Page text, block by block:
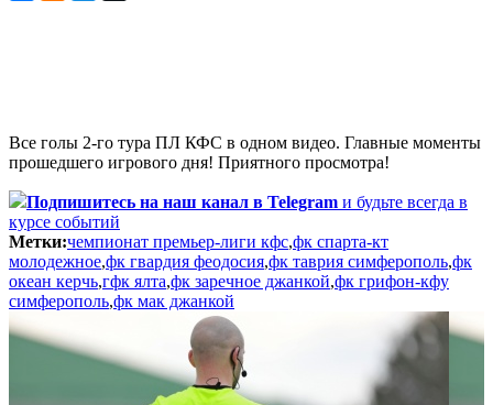
Все голы 2-го тура ПЛ КФС в одном видео. Главные моменты
прошедшего игрового дня! Приятного просмотра!
Подпишитесь на наш канал в Telegram и будьте всегда в
курсе событий
Метки:чемпионат премьер-лиги кфс,фк спарта-кт
молодежное,фк гвардия феодосия,фк таврия симферополь,фк
океан керчь,гфк ялта,фк заречное джанкой,фк грифон-кфу
симферополь,фк мак джанкой